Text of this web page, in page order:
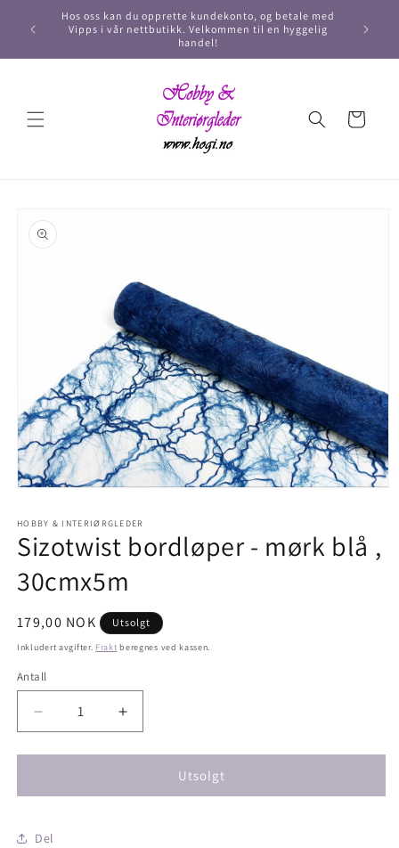
Hos oss kan du opprette kundekonto, og betale med
Vipps i vår nettbutikk. Velkommen til en hyggelig
handel!
Handlekurv
1
modal
HOBBY & INTERIØRGLEDER
Sizotwist bordløper - mørk blå ,
30cmx5m
Vanlig
pris
179,00 NOK Utsolgt
Inkludert avgifter. Frakt beregnes ved kassen.
Antall
Antall
antallet
for
bordløper
mørk
Øk
antallet
for
Sizotwist
bordløper
Utsolgt
Del